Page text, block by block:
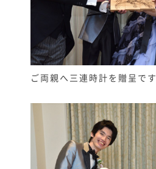
ご両親へ三連時計を贈呈です